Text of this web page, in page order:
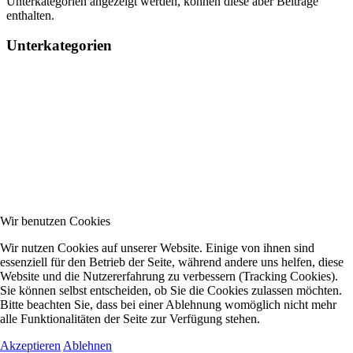
enthalten.
Unterkategorien
Wir benutzen Cookies
Wir nutzen Cookies auf unserer Website. Einige von ihnen sind
essenziell für den Betrieb der Seite, während andere uns helfen, diese
Website und die Nutzererfahrung zu verbessern (Tracking Cookies).
Sie können selbst entscheiden, ob Sie die Cookies zulassen möchten.
Bitte beachten Sie, dass bei einer Ablehnung womöglich nicht mehr
alle Funktionalitäten der Seite zur Verfügung stehen.
Akzeptieren Ablehnen